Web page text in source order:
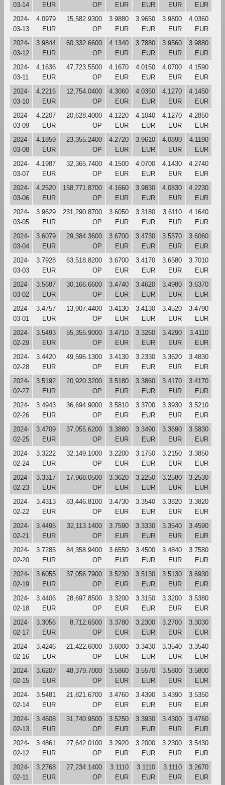
03-14
EUR
OP
EUR
EUR
EUR
EUR
2024-
03-13
4.0979
EUR
15,582.9300
OP
3.9880
EUR
3.9650
EUR
3.9800
EUR
4.0360
EUR
2024-
03-12
3.9844
EUR
60,332.6600
OP
4.1340
EUR
3.7880
EUR
3.9560
EUR
3.9880
EUR
2024-
03-11
4.1636
EUR
47,723.5500
OP
4.1670
EUR
4.0150
EUR
4.0700
EUR
4.1590
EUR
2024-
03-10
4.2216
EUR
12,754.0400
OP
4.3060
EUR
4.0350
EUR
4.1270
EUR
4.1450
EUR
2024-
03-09
4.2207
EUR
20,628.4000
OP
4.1220
EUR
4.1040
EUR
4.1270
EUR
4.2850
EUR
2024-
03-08
4.1859
EUR
23,355.2400
OP
4.2720
EUR
3.9610
EUR
4.0890
EUR
4.1190
EUR
2024-
03-07
4.1987
EUR
32,365.7400
OP
4.1500
EUR
4.0700
EUR
4.1430
EUR
4.2740
EUR
2024-
03-06
4.2520
EUR
158,771.8700
OP
4.1660
EUR
3.9830
EUR
4.0830
EUR
4.2230
EUR
2024-
03-05
3.9629
EUR
231,290.8700
OP
3.6050
EUR
3.3180
EUR
3.6110
EUR
4.1640
EUR
2024-
03-04
3.6079
EUR
29,384.3600
OP
3.6700
EUR
3.4730
EUR
3.5570
EUR
3.6060
EUR
2024-
03-03
3.7928
EUR
63,518.8200
OP
3.6700
EUR
3.4170
EUR
3.6580
EUR
3.7010
EUR
2024-
03-02
3.5687
EUR
30,166.6600
OP
3.4740
EUR
3.4620
EUR
3.4980
EUR
3.6370
EUR
2024-
03-01
3.4757
EUR
13,907.4400
OP
3.4130
EUR
3.4130
EUR
3.4520
EUR
3.4790
EUR
2024-
02-29
3.5493
EUR
55,355.9000
OP
3.4710
EUR
3.3260
EUR
3.4290
EUR
3.4110
EUR
2024-
02-28
3.4420
EUR
49,596.1300
OP
3.4130
EUR
3.2330
EUR
3.3620
EUR
3.4830
EUR
2024-
02-27
3.5192
EUR
20,920.3200
OP
3.5180
EUR
3.3860
EUR
3.4170
EUR
3.4170
EUR
2024-
02-26
3.4943
EUR
36,694.9000
OP
3.5810
EUR
3.3700
EUR
3.3930
EUR
3.5210
EUR
2024-
02-25
3.4709
EUR
37,055.6200
OP
3.3880
EUR
3.3490
EUR
3.3690
EUR
3.5830
EUR
2024-
02-24
3.3222
EUR
32,149.1000
OP
3.2200
EUR
3.1750
EUR
3.2150
EUR
3.3850
EUR
2024-
02-23
3.3317
EUR
17,968.0500
OP
3.3620
EUR
3.2250
EUR
3.2580
EUR
3.2530
EUR
2024-
02-22
3.4313
EUR
83,446.8100
OP
3.4730
EUR
3.3540
EUR
3.3820
EUR
3.3820
EUR
2024-
02-21
3.4495
EUR
32,113.1400
OP
3.7590
EUR
3.3330
EUR
3.3540
EUR
3.4590
EUR
2024-
02-20
3.7285
EUR
84,358.9400
OP
3.6550
EUR
3.4500
EUR
3.4840
EUR
3.7580
EUR
2024-
02-19
3.6055
EUR
37,056.7900
OP
3.5230
EUR
3.5130
EUR
3.5130
EUR
3.6930
EUR
2024-
02-18
3.4406
EUR
28,697.8500
OP
3.3200
EUR
3.3150
EUR
3.3200
EUR
3.5380
EUR
2024-
02-17
3.3056
EUR
8,712.6500
OP
3.3780
EUR
3.2300
EUR
3.2700
EUR
3.3030
EUR
2024-
02-16
3.4246
EUR
21,422.6000
OP
3.6000
EUR
3.3430
EUR
3.3540
EUR
3.3540
EUR
2024-
02-15
3.6207
EUR
48,379.7000
OP
3.5860
EUR
3.5570
EUR
3.5800
EUR
3.5800
EUR
2024-
02-14
3.5481
EUR
21,821.6700
OP
3.4760
EUR
3.4390
EUR
3.4390
EUR
3.5350
EUR
2024-
02-13
3.4608
EUR
31,740.9500
OP
3.5250
EUR
3.3930
EUR
3.4300
EUR
3.4760
EUR
2024-
02-12
3.4861
EUR
27,642.0100
OP
3.2920
EUR
3.2000
EUR
3.2300
EUR
3.5430
EUR
2024-
02-11
3.2768
EUR
27,234.1400
OP
3.1110
EUR
3.1110
EUR
3.1110
EUR
3.2670
EUR